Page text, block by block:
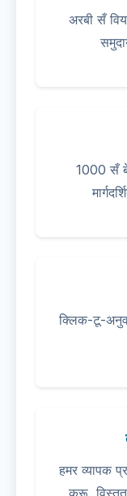
अरबी सँ
1000 सँ
क्लिक-टू-
हमर व्यापक
करू, विस्तृत